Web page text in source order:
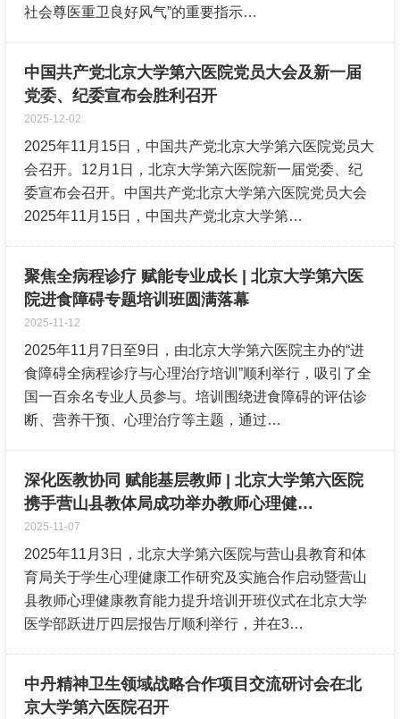
社会尊医重卫良好风气”的重要指示…
2025-12-02
中国共产党北京大学第六医院党员大会及新一届
党委、纪委宣布会胜利召开
2025年11月15日，中国共产党北京大学第六医院党员大
会召开。12月1日，北京大学第六医院新一届党委、纪
委宣布会召开。中国共产党北京大学第六医院党员大会
2025年11月15日，中国共产党北京大学第…
2025-11-12
聚焦全病程诊疗 赋能专业成长 | 北京大学第六医
院进食障碍专题培训班圆满落幕
2025年11月7日至9日，由北京大学第六医院主办的“进
食障碍全病程诊疗与心理治疗培训”顺利举行，吸引了全
国一百余名专业人员参与。培训围绕进食障碍的评估诊
断、营养干预、心理治疗等主题，通过…
2025-11-07
深化医教协同 赋能基层教师 | 北京大学第六医院
携手营山县教体局成功举办教师心理健…
2025年11月3日，北京大学第六医院与营山县教育和体
育局关于学生心理健康工作研究及实施合作启动暨营山
县教师心理健康教育能力提升培训开班仪式在北京大学
医学部跃进厅四层报告厅顺利举行，并在3…
中丹精神卫生领域战略合作项目交流研讨会在北
京大学第六医院召开